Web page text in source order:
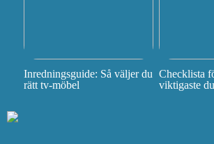
Inredningsguide: Så väljer du
rätt tv-möbel
Checklista
viktigaste